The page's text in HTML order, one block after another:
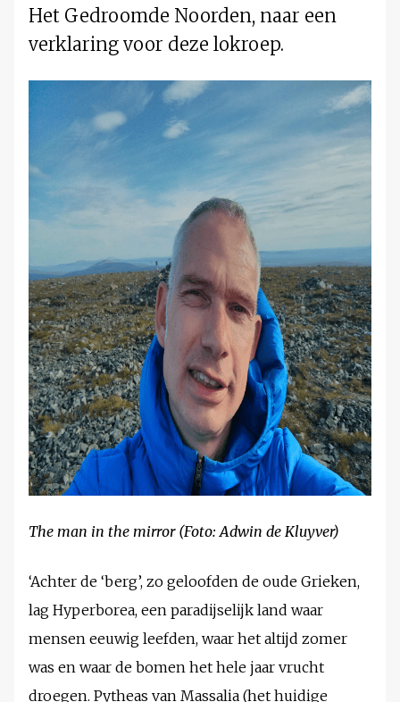
Het Gedroomde Noorden, naar een
verklaring voor deze lokroep.
The man in the mirror (Foto: Adwin de Kluyver)
‘Achter de ‘berg’, zo geloofden de oude Grieken,
lag Hyperborea, een paradijselijk land waar
mensen eeuwig leefden, waar het altijd zomer
was en waar de bomen het hele jaar vrucht
droegen. Pytheas van Massalia (het huidige